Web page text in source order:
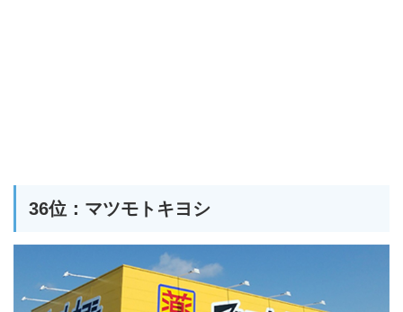
36位：マツモトキヨシ